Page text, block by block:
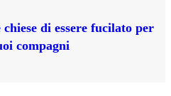
di essere fucilato per
compagni